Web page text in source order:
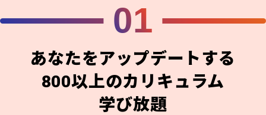
01
あなたをアップデートする
800以上のカリキュラム
学び放題